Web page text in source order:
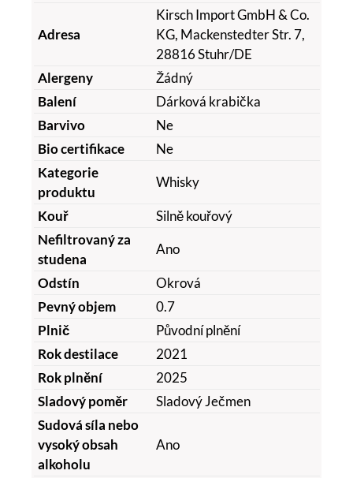
Adresa
Kirsch Import GmbH & Co.
KG, Mackenstedter Str. 7,
28816 Stuhr/DE
Alergeny
Žádný
Balení
Dárková krabička
Barvivo
Ne
Bio certifikace
Ne
Kategorie
produktu
Whisky
Kouř
Silně kouřový
Nefiltrovaný za
studena
Ano
Odstín
Okrová
Pevný objem
0.7
Plnič
Původní plnění
Rok destilace
2021
Rok plnění
2025
Sladový poměr
Sladový Ječmen
Sudová síla nebo
vysoký obsah
alkoholu
Ano